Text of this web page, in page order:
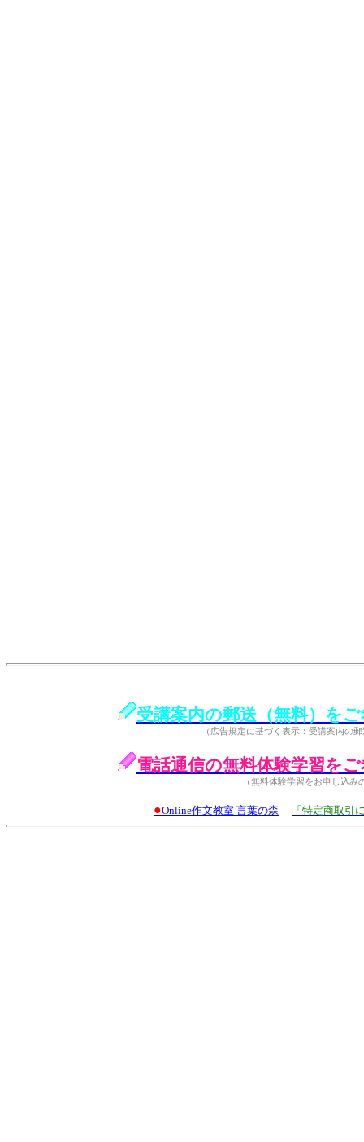
受講案内の郵送（無料）を
（広告規定に基づく表示：受講案内の
電話通信の無料体験学習を
（無料体験学習をお申し込
●Online作文教室 言葉の森 「特定商取引